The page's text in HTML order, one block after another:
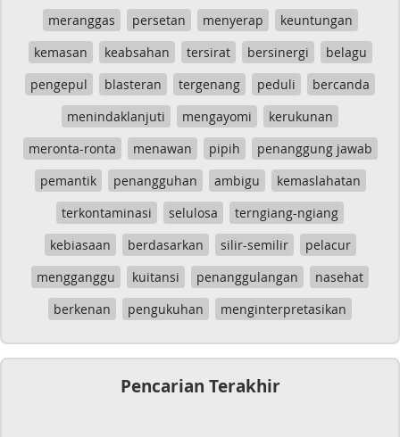
meranggas persetan menyerap
keuntungan
kemasan
keabsahan tersirat bersinergi
belagu
pengepul
blasteran tergenang peduli
bercanda
menindaklanjuti
mengayomi
kerukunan
meronta-ronta
menawan pipih
penanggung jawab
pemantik
penangguhan ambigu
kemaslahatan
terkontaminasi
selulosa
terngiang-ngiang
kebiasaan
berdasarkan silir-semilir
pelacur
mengganggu
kuitansi penanggulangan
nasehat
berkenan
pengukuhan menginterpretasikan
Pencarian Terakhir